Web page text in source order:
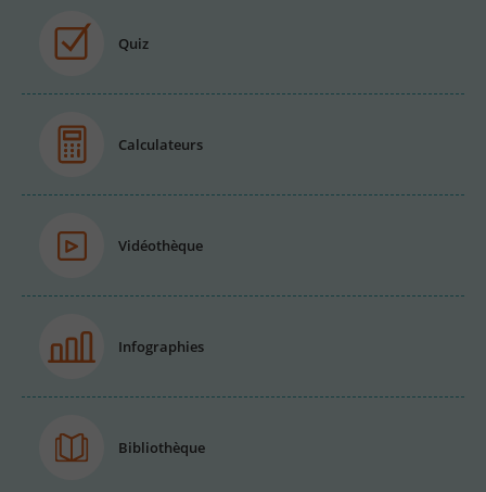
Quiz
Calculateurs
Vidéothèque
Infographies
Bibliothèque